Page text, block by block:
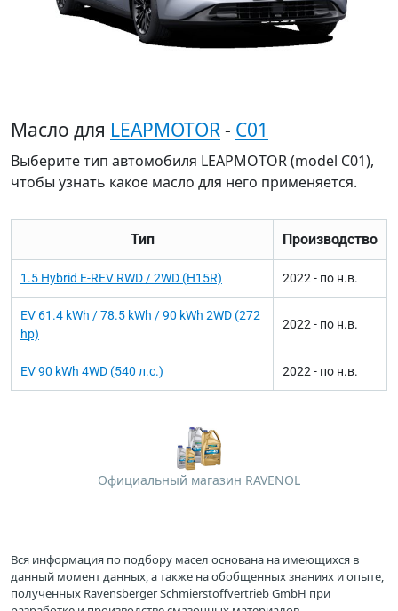
Масло для LEAPMOTOR- C01
Выберите тип автомобиля LEAPMOTOR (model C01),
чтобы узнать какое масло для него применяется.
Тип Производство
1.5 Hybrid E-REV RWD / 2WD (H15R) 2022 - по н.в.
EV 61.4 kWh / 78.5 kWh / 90 kWh 2WD (272
hp)
2022 - по н.в.
EV 90 kWh 4WD (540 л.с.) 2022 - по н.в.
Официальный магазин RAVENOL
Вся информация по подбору масел основана на имеющихся в
данный момент данных, а также на обобщенных знаниях и опыте,
полученных Ravensberger Schmierstoffvertrieb GmbH при